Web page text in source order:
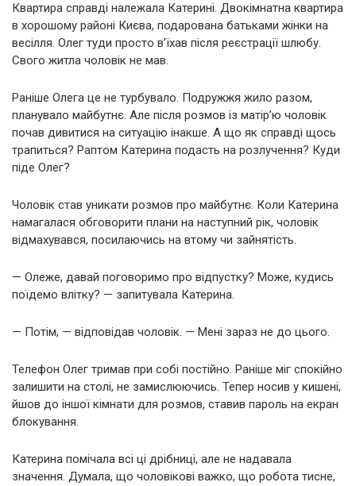
Квартира справді належала Катерині. Двокімнатна квартира
в хорошому районі Києва, подарована батьками жінки на
весілля. Олег туди просто в’їхав після реєстрації шлюбу.
Свого житла чоловік не мав.
Раніше Олега це не турбувало. Подружжя жило разом,
планувало майбутнє. Але після розмов із матір’ю чоловік
почав дивитися на ситуацію інакше. А що як справді щось
трапиться? Раптом Катерина подасть на розлучення? Куди
піде Олег?
Чоловік став уникати розмов про майбутнє. Коли Катерина
намагалася обговорити плани на наступний рік, чоловік
відмахувався, посилаючись на втому чи зайнятість.
— Олеже, давай поговоримо про відпустку? Може, кудись
поїдемо влітку? — запитувала Катерина.
— Потім, — відповідав чоловік. — Мені зараз не до цього.
Телефон Олег тримав при собі постійно. Раніше міг спокійно
залишити на столі, не замислюючись. Тепер носив у кишені,
йшов до іншої кімнати для розмов, ставив пароль на екран
блокування.
Катерина помічала всі ці дрібниці, але не надавала
значення. Думала, що чоловікові важко, що робота тисне,